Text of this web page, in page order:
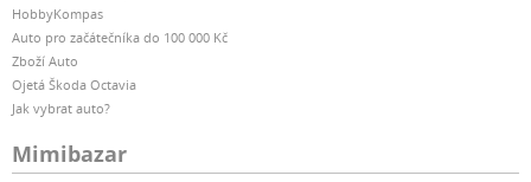
HobbyKompas
Auto pro začátečníka do 100 000 Kč
Zboží Auto
Ojetá Škoda Octavia
Jak vybrat auto?
Mimibazar